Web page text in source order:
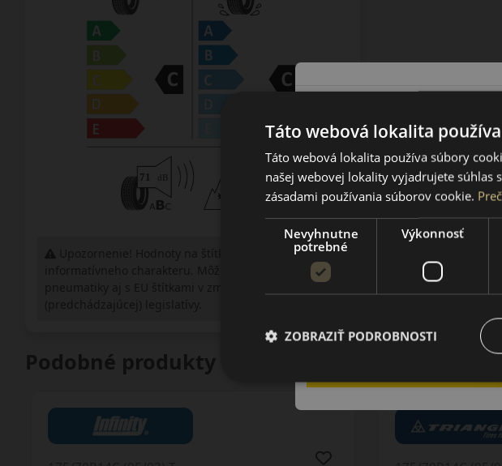
Podobné produkty
Táto webová lokalita
Táto webová lokalita používa súbory
našej webovej lokality vyjadrujete súhlas
zásadami používania súborov cookie.
Nevyhnutne
potrebné
Výkonnosť
ZOBRAZIŤ PODROBNOSTI